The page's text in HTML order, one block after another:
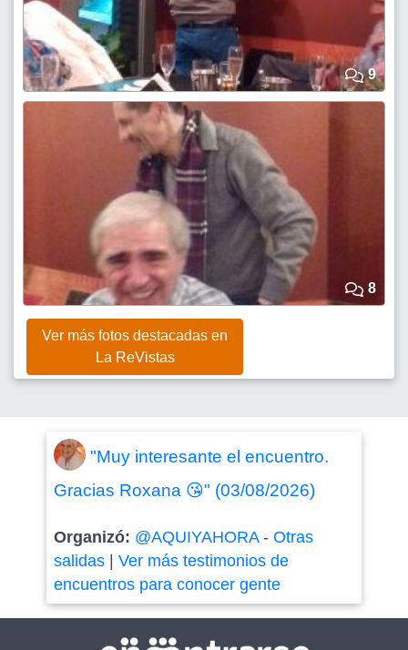
9
8
Ver más fotos destacadas en
La ReVistas
"Muy interesante el encuentro.
Gracias Roxana 😘" (03/08/2026)
Organizó: @AQUIYAHORA- Otras
salidas| Ver más testimonios de
encuentros para conocer gente